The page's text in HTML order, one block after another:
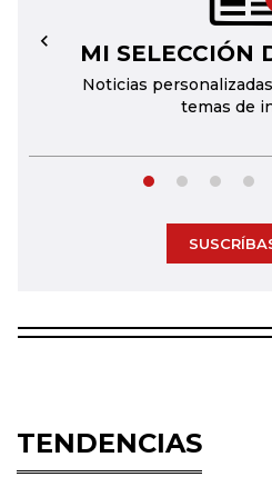
MI SELECCIÓN
Noticias
temas de
←
TENDENCIAS